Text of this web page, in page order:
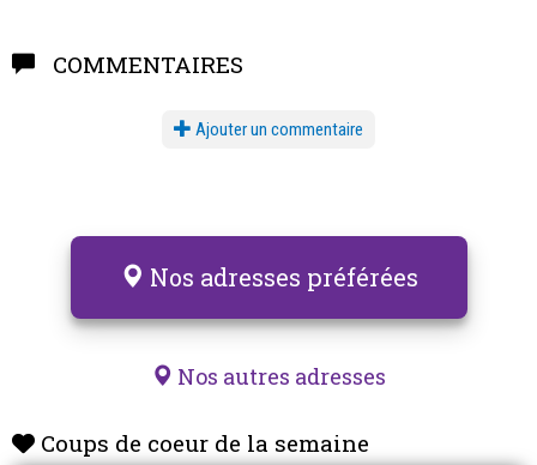
COMMENTAIRES
Ajouter un commentaire
Nos adresses préférées
Nos autres adresses
Coups de coeur de la semaine